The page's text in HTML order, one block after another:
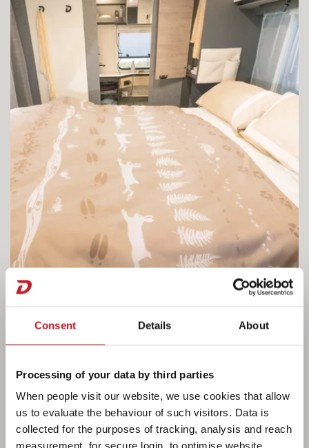
Consent Details About
Processing of your data by third parties
When people visit our website, we use cookies that allow
us to evaluate the behaviour of such visitors. Data is
collected for the purposes of tracking, analysis and reach
measurement, for secure login, to optimise website
Wooncomfort in de Beduin Scandinavia.
Het royale queensbed kan in de lengte worden
verschoven, waardoor de badkamer overdag